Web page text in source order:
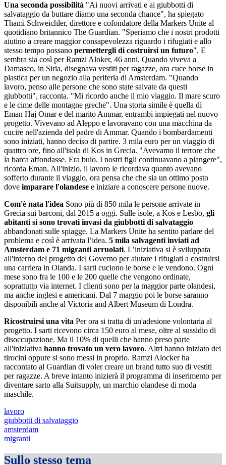
Una seconda possibilità "Ai nuovi arrivati e ai giubbotti di
salvataggio da buttare diamo una seconda chance", ha spiegato
Thami Schweichler, direttore e cofondatore della Markers Unite al
quotidiano britannico The Guardian. "Speriamo che i nostri prodotti
aiutino a creare maggior consapevolezza riguardo i rifugiati e allo
stesso tempo possano permettergli di costruirsi un futuro". E
sembra sia così per Ramzi Aloker, 46 anni. Quando viveva a
Damasco, in Siria, disegnava vestiti per ragazze, ora cuce borse in
plastica per un negozio alla periferia di Amsterdam. "Quando
lavoro, penso alle persone che sono state salvate da questi
giubbotti", racconta. "Mi ricordo anche il mio viaggio. Il mare scuro
e le cime delle montagne greche". Una storia simile è quella di
Eman Haj Omar e del marito Ammar, entrambi impiegati nel nuovo
progetto. Vivevano ad Aleppo e lavoravano con una macchina da
cucire nell'azienda del padre di Ammar. Quando i bombardamenti
sono iniziati, hanno deciso di partire. 3 mila euro per un viaggio di
quattro ore, fino all'isola di Kos in Grecia. "Avevamo il terrore che
la barca affondasse. Era buio. I nostri figli continuavano a piangere",
ricorda Eman. All'inizio, il lavoro le ricordava quanto avevano
sofferto durante il viaggio, ora pensa che che sia un ottimo posto
dove imparare l'olandese e iniziare a conoscere persone nuove.
Com'è nata l'idea Sono più di 850 mila le persone arrivate in
Grecia sui barconi, dal 2015 a oggi. Sulle isole, a Kos e Lesbo, gli
abitanti si sono trovati invasi da giubbotti di salvataggio
abbandonati sulle spiagge. La Markers Unite ha sentito parlare del
problema e così è arrivata l’idea. 5 mila salvagenti inviati ad
Amsterdam e 71 migranti arruolati. L’iniziativa si è sviluppata
all'interno del progetto del Governo per aiutare i rifugiati a costruirsi
una carriera in Olanda. I sarti cuciono le borse e le vendono. Ogni
mese sono fra le 100 e le 200 quelle che vengono ordinate,
soprattutto via internet. I clienti sono per la maggior parte olandesi,
ma anche inglesi e americani. Dal 7 maggio poi le borse saranno
disponibili anche al Victoria and Albert Museum di Londra.
Ricostruirsi una vita Per ora si tratta di un'adesione volontaria al
progetto. I sarti ricevono circa 150 euro al mese, oltre al sussidio di
disoccupazione. Ma il 10% di quelli che hanno preso parte
all'iniziativa hanno trovato un vero lavoro. Altri hanno iniziato dei
tirocini oppure si sono messi in proprio. Ramzi Alocker ha
raccontato al Guardian di voler creare un brand tutto suo di vestiti
per ragazze. A breve intanto inizierà il programma di inserimento per
diventare sarto alla Suitsupply, un marchio olandese di moda
maschile.
lavoro
giubbotti di salvataggio
amsterdam
migranti
Sullo stesso tema